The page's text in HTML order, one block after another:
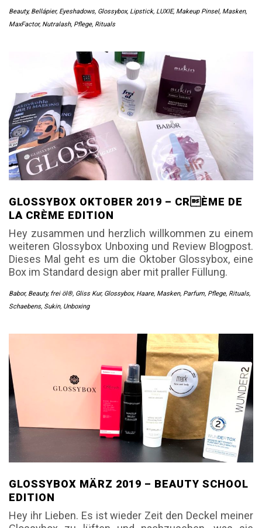
Beauty, Bellápier, Eyeshadows, Glossybox, Lipstick, LUXIE, Makeup Pinsel, Masken,
MaxFactor, Nutralash, Pflege, Rituals
GLOSSYBOX OKTOBER 2019 – CRÈME DE
LA CRÈME EDITION
Hey zusammen und herzlich willkommen zu einem
weiteren Glossybox Unboxing und Review Blogpost.
Dieses Mal geht es um die Oktober Glossybox, eine
Box im Standard design aber mit praller Füllung.
Babor, Beauty, frei öl®, Gliss Kur, Glossybox, Haare, Masken, Parfum, Pflege, Rituals,
Schaebens, Sukin, Unboxing
GLOSSYBOX MÄRZ 2019 – BEAUTY SCHOOL
EDITION
Hey ihr Lieben. Es ist wieder Zeit den Deckel meiner